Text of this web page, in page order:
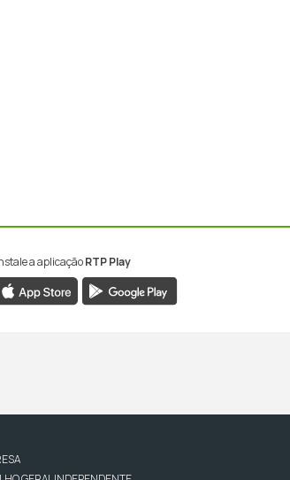
a aplicaçãoRTP Play